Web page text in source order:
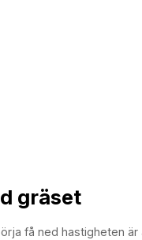
gräset
få ned hastigheten